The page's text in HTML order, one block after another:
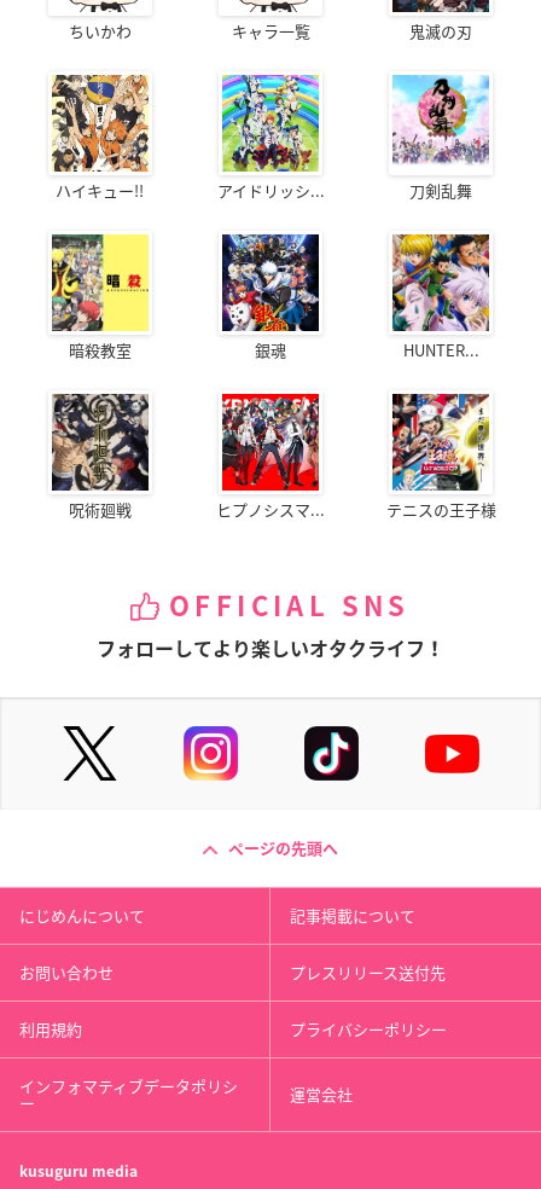
ちいかわ キャラ一覧 鬼滅の刃
ハイキュー!! アイドリッシ... 刀剣乱舞
暗殺教室 銀魂 HUNTER...
呪術廻戦 ヒプノシスマ... テニスの王子様
OFFICIAL SNS
フォローしてより楽しいオタクライフ！
ページの先頭へ
にじめんについて 記事掲載について
お問い合わせ プレスリリース送付先
利用規約 プライバシーポリシー
インフォマティブデータポリシ
ー 運営会社
kusuguru media